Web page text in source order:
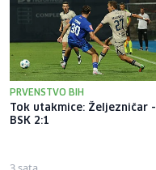
PRVENSTVO BIH
Tok utakmice: Željezničar -
BSK 2:1